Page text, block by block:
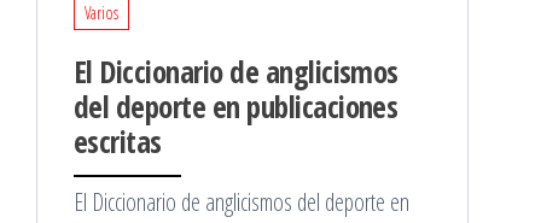
Varios
El Diccionario de anglicismos
del deporte en publicaciones
escritas
El Diccionario de anglicismos del deporte en